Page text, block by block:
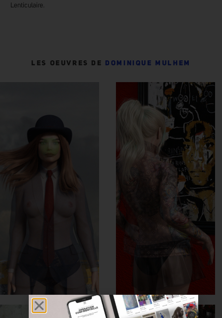
Lenticulaire.
LES OEUVRES DE DOMINIQUE MULHEM